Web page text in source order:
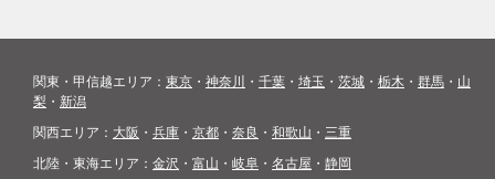
関東・甲信越エリア： 東京 ・ 神奈川 ・ 千葉 ・ 埼玉 ・ 茨城 ・ 栃木 ・ 群馬 ・ 山
梨 ・ 新潟
関西エリア： 大阪 ・ 兵庫 ・ 京都 ・ 奈良 ・ 和歌山 ・ 三重
北陸・東海エリア： 金沢 ・ 富山 ・ 岐阜 ・ 名古屋 ・ 静岡